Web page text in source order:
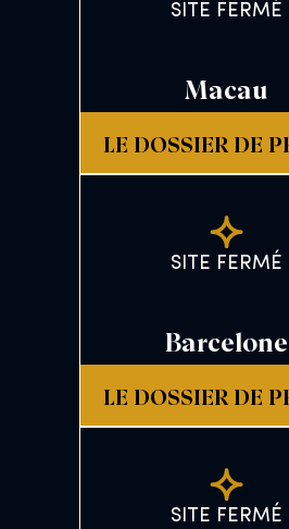
SITE FERMÉ
Macau
LE DOSSIER DE
SITE FERMÉ
Barcelone
LE DOSSIER DE
SITE FERMÉ